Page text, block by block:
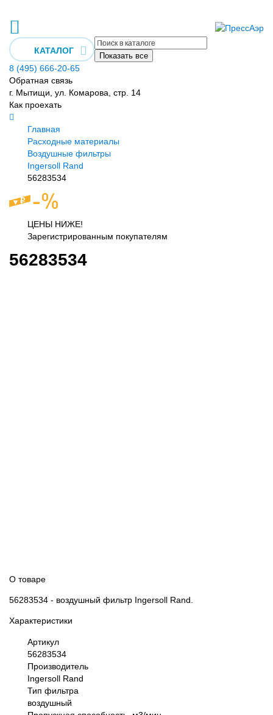
КАТАЛОГ
Показать все
8 (495) 666-20-65
Обратная связь
г. Мытищи, ул. Комарова, стр. 14
Как проехать
Главная
Расходные материалы
Воздушные фильтры
Ingersoll Rand
56283534
ЦЕНЫ НИЖЕ!
Зарегистрированным покупателям
56283534
О товаре
56283534 - воздушный фильтр Ingersoll Rand.
Характеристики
Артикул
56283534
Производитель
Ingersoll Rand
Тип фильтра
воздушный